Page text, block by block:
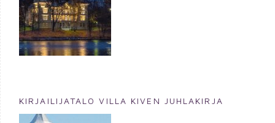
KIRJAILIJATALO VILLA KIVEN JUHLAKIRJA